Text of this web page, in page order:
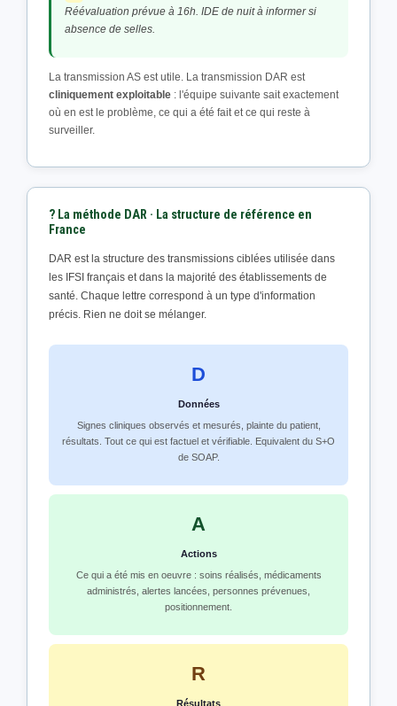
Réévaluation prévue à 16h. IDE de nuit à informer si
absence de selles.
La transmission AS est utile. La transmission DAR est
cliniquement exploitable : l'équipe suivante sait exactement
où en est le problème, ce qui a été fait et ce qui reste à
surveiller.
? La méthode DAR · La structure de référence en
France
DAR est la structure des transmissions ciblées utilisée dans
les IFSI français et dans la majorité des établissements de
santé. Chaque lettre correspond à un type d'information
précis. Rien ne doit se mélanger.
D
Données
Signes cliniques observés et mesurés, plainte du patient,
résultats. Tout ce qui est factuel et vérifiable. Equivalent du S+O
de SOAP.
A
Actions
Ce qui a été mis en oeuvre : soins réalisés, médicaments
administrés, alertes lancées, personnes prévenues,
positionnement.
R
Résultats